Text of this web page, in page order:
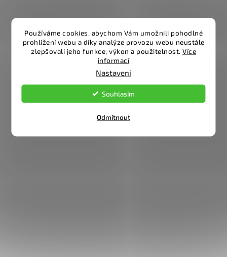
Používáme cookies, abychom Vám umožnili pohodlné
prohlížení webu a díky analýze provozu webu neustále
zlepšovali jeho funkce, výkon a použitelnost. Více
informací
Nastavení
Odmítnout
Souhlasím